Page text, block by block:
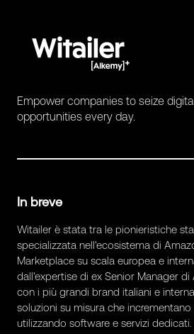
Empower companies to seize
opportunities every day.
In breve
Witailer è stata tra le pionieristiche
specializzata nell'ecosistema di
Marketplace su scala europea e
dall'expertise di ex Senior Manager
con i più grandi brand italiani e
soluzioni su misura che incrementano
utilizzando software e servizi dedicati.